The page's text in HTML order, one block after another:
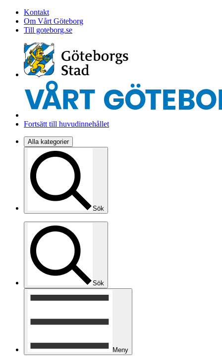
Kontakt
Om Vårt Göteborg
Till goteborg.se
Fortsätt till huvudinnehållet
Alla kategorier
Sök
Sök
Meny